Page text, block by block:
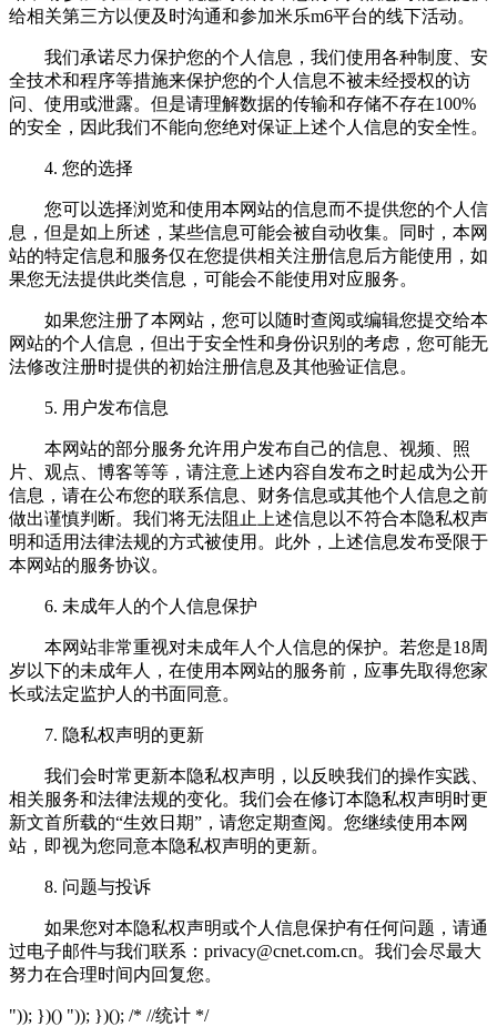
给相关第三方以便及时沟通和参加米乐m6平台的线下活动。
我们承诺尽力保护您的个人信息，我们使用各种制度、安
全技术和程序等措施来保护您的个人信息不被未经授权的访
问、使用或泄露。但是请理解数据的传输和存储不存在100%
的安全，因此我们不能向您绝对保证上述个人信息的安全性。
4. 您的选择
您可以选择浏览和使用本网站的信息而不提供您的个人信
息，但是如上所述，某些信息可能会被自动收集。同时，本网
站的特定信息和服务仅在您提供相关注册信息后方能使用，如
果您无法提供此类信息，可能会不能使用对应服务。
如果您注册了本网站，您可以随时查阅或编辑您提交给本
网站的个人信息，但出于安全性和身份识别的考虑，您可能无
法修改注册时提供的初始注册信息及其他验证信息。
5. 用户发布信息
本网站的部分服务允许用户发布自己的信息、视频、照
片、观点、博客等等，请注意上述内容自发布之时起成为公开
信息，请在公布您的联系信息、财务信息或其他个人信息之前
做出谨慎判断。我们将无法阻止上述信息以不符合本隐私权声
明和适用法律法规的方式被使用。此外，上述信息发布受限于
本网站的服务协议。
6. 未成年人的个人信息保护
本网站非常重视对未成年人个人信息的保护。若您是18周
岁以下的未成年人，在使用本网站的服务前，应事先取得您家
长或法定监护人的书面同意。
7. 隐私权声明的更新
我们会时常更新本隐私权声明，以反映我们的操作实践、
相关服务和法律法规的变化。我们会在修订本隐私权声明时更
新文首所载的“生效日期”，请您定期查阅。您继续使用本网
站，即视为您同意本隐私权声明的更新。
8. 问题与投诉
如果您对本隐私权声明或个人信息保护有任何问题，请通
过电子邮件与我们联系： privacy@cnet.com.cn。我们会尽最大
努力在合理时间内回复您。
")); })() ")); })(); /* //统计 */